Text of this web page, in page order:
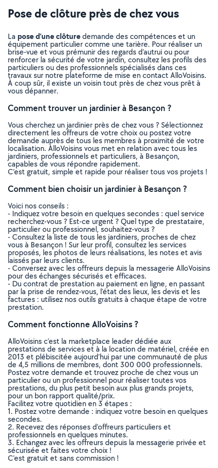
Pose de clôture près de chez vous
La pose d’une clôturedemande des compétences et un
équipement particulier comme une tarière. Pour réaliser un
brise-vue et vous prémunir des regards d’autrui ou pour
renforcer la sécurité de votre jardin, consultez les profils des
particuliers ou des professionnels spécialisés dans ces
travaux sur notre plateforme de mise en contact AlloVoisins.
À coup sûr, il existe un voisin tout près de chez vous prêt à
vous dépanner.
Comment trouver un jardinier à Besançon ?
Vous cherchez un jardinier près de chez vous ? Sélectionnez
directement les offreurs de votre choix ou postez votre
demande auprès de tous les membres à proximité de votre
localisation. AlloVoisins vous met en relation avec tous les
jardiniers, professionnels et particuliers, à Besançon,
capables de vous répondre rapidement.
C’est gratuit, simple et rapide pour réaliser tous vos projets !
Comment bien choisir un jardinier à Besançon ?
Voici nos conseils :
- Indiquez votre besoin en quelques secondes : quel service
recherchez-vous ? Est-ce urgent ? Quel type de prestataire,
particulier ou professionnel, souhaitez-vous ?
- Consultez la liste de tous les jardiniers, proches de chez
vous à Besançon ! Sur leur profil, consultez les services
proposés, les photos de leurs réalisations, les notes et avis
laissés par leurs clients.
- Conversez avec les offreurs depuis la messagerie AlloVoisins
pour des échanges sécurisés et efficaces.
- Du contrat de prestation au paiement en ligne, en passant
par la prise de rendez-vous, l’état des lieux, les devis et les
factures : utilisez nos outils gratuits à chaque étape de votre
prestation.
Comment fonctionne AlloVoisins ?
AlloVoisins c’est la marketplace leader dédiée aux
prestations de services et à la location de matériel, créée en
2013 et plébiscitée aujourd’hui par une communauté de plus
de 4,5 millions de membres, dont 300 000 professionnels.
Postez votre demande et trouvez proche de chez vous un
particulier ou un professionnel pour réaliser toutes vos
prestations, du plus petit besoin aux plus grands projets,
pour un bon rapport qualité/prix.
Facilitez votre quotidien en 3 étapes :
1. Postez votre demande : indiquez votre besoin en quelques
secondes.
2. Recevez des réponses d’offreurs particuliers et
professionnels en quelques minutes.
3. Echangez avec les offreurs depuis la messagerie privée et
sécurisée et faites votre choix !
C’est gratuit et sans commission !